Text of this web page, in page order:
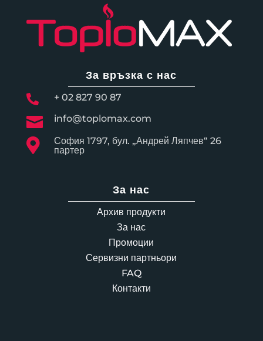
За връзка с нас
 + 02 827 90 87
 info@toplomax.com

София 1797, бул. „Андрей Ляпчев“ 26
партер
За нас
Архив продукти
За нас
Промоции
Сервизни партньори
FAQ
Контакти